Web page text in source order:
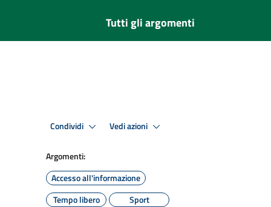
Tutti gli argomenti
Condividi Vedi azioni
Argomenti:
Accesso all'informazione
Tempo libero
Sport